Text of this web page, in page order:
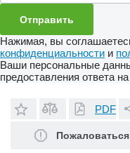
Нажимая, вы
конфиденциальности и
Ваши персональные
предоставления ответа
PDF
Пожаловаться